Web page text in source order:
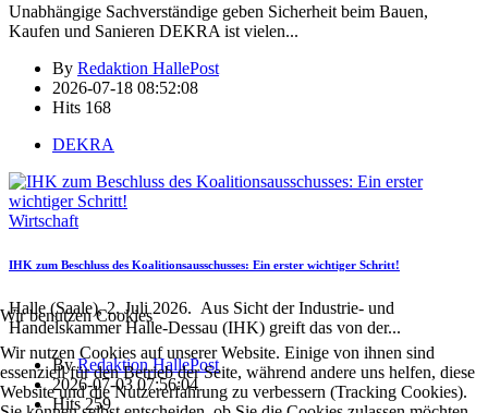
Unabhängige Sachverständige geben Sicherheit beim Bauen,
Kaufen und Sanieren DEKRA ist vielen...
By Redaktion HallePost
2026-07-18 08:52:08
Hits 168
DEKRA
Wirtschaft
IHK zum Beschluss des Koalitionsausschusses: Ein erster wichtiger Schritt!
Halle (Saale), 2. Juli 2026. Aus Sicht der Industrie- und
Handelskammer Halle-Dessau (IHK) greift das von der...
ByRedaktion HallePost
2026-07-03 07:56:04
Hits259
Wir benutzen Cookies
Wir nutzen Cookies auf unserer Website. Einige von ihnen sind
essenziell für den Betrieb der Seite, während andere uns helfen, diese
Website und die Nutzererfahrung zu verbessern (Tracking Cookies).